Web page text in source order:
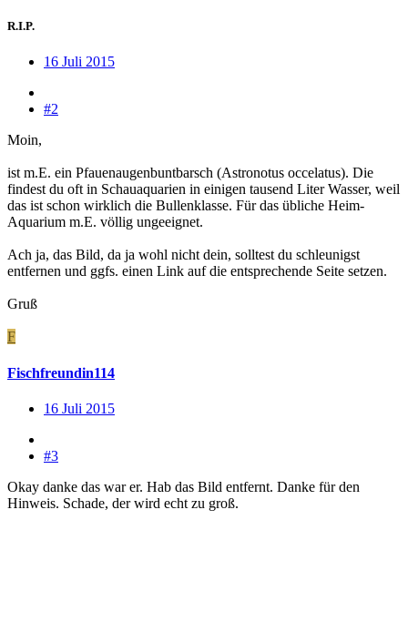
R.I.P.
16 Juli 2015
#2
Moin,
ist m.E. ein Pfauenaugenbuntbarsch (Astronotus occelatus). Die
findest du oft in Schauaquarien in einigen tausend Liter Wasser, weil
das ist schon wirklich die Bullenklasse. Für das übliche Heim-
Aquarium m.E. völlig ungeeignet.
Ach ja, das Bild, da ja wohl nicht dein, solltest du schleunigst
entfernen und ggfs. einen Link auf die entsprechende Seite setzen.
Gruß
F
Fischfreundin114
16 Juli 2015
#3
Okay danke das war er. Hab das Bild entfernt. Danke für den
Hinweis. Schade, der wird echt zu groß.